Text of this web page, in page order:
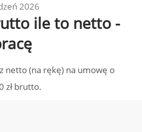
2026
ile to netto -
netto (na rękę) na umowę o
zł brutto.